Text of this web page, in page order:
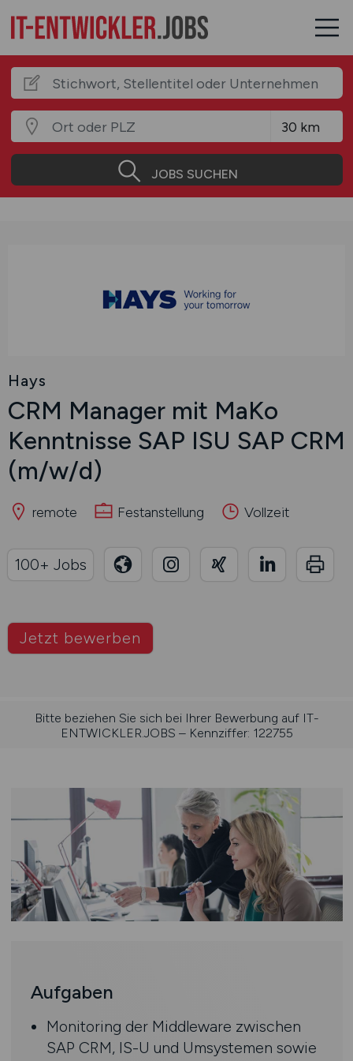
JOBS SUCHEN
Hays
CRM Manager mit MaKo
Kenntnisse SAP ISU SAP CRM
(m/w/d)
remote Festanstellung Vollzeit
Jetzt bewerben
100+ Jobs
Bitte beziehen Sie sich bei Ihrer Bewerbung auf IT-
ENTWICKLER.JOBS – Kennziffer: 122755
Aufgaben
Monitoring der Middleware zwischen
SAP CRM, IS-U und Umsystemen sowie